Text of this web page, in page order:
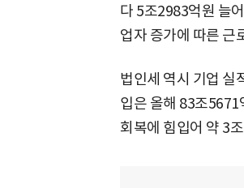
다 5조2983억원 늘
업자 증가에 따른 근
법인세 역시 기업 실
입은 올해 83조
회복에 힘입어 약 3